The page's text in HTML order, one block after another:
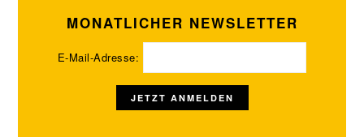
MONATLICHER NEWSLETTER
E-Mail-Adresse: